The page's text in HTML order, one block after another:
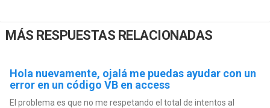
MÁS RESPUESTAS RELACIONADAS
Hola nuevamente, ojalá me puedas ayudar con un
error en un código VB en access
El problema es que no me respetando el total de intentos al